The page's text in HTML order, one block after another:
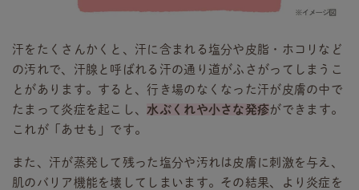
汗をたくさんかくと、汗に含まれる塩分や皮脂・ホコリなど
の汚れで、汗腺と呼ばれる汗の通り道がふさがってしまうこ
とがあります。すると、行き場のなくなった汗が皮膚の中で
たまって炎症を起こし、 水ぶくれや小さな発疹ができます。
これが「あせも」です。
また、汗が蒸発して残った塩分や汚れは皮膚に刺激を与え、
肌のバリア機能を壊してしまいます。その結果、より炎症を